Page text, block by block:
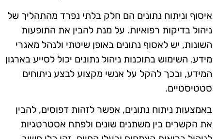
איסוף וניתוח נתונים הם חלק בלתי נפרד מהתהליך של
ניהול בדיקות רפואיות. על מנת להבין את התופעות
השונות, יש לאסוף נתונים באופן שיטתי ולנהל מאגרי
מידע. השימוש בתוכנות ניהול נתונים יכול לסייע בארגון
המידע, ובכך להקל על אנשי מקצוע לבצע ניתוחים
סטטיסטיים.
באמצעות ניתוח נתונים, אפשר לזהות דפוסים, להבין
את הקשרים בין משתנים שונים ולפתח אסטרטגיות